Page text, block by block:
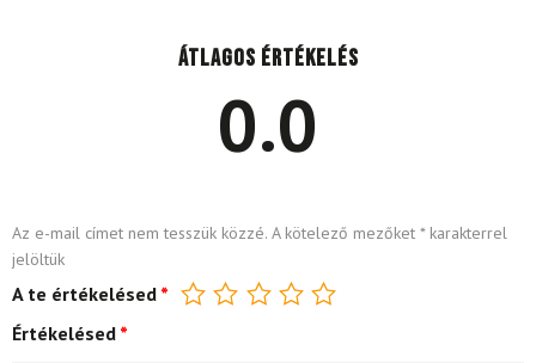
Átlagos értékelés
0.0
Az e-mail címet nem tesszük közzé. A kötelező mezőket *karakterrel
jelöltük
A te értékelésed *
Értékelésed *